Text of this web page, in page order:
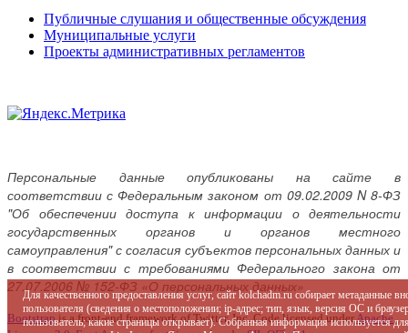
Публичные слушания и общественные обсуждения
Муниципальные услуги
Проекты административных регламентов
Персональные данные опубликованы на сайте в
соответствии с Федеральным законом от 09.02.2009 N 8-ФЗ
"Об обеспечении доступа к информации о деятельности
государственных органов и органов местного
самоуправления" с согласия субъектов персональных данных и
в соответствии с требованиями Федерального закона от
27.07.2006 № 152-ФЗ «О персональных данных»
Bootstrapis a front-end framework of Twitter, Inc. Code licensed underApache
Для качественного предоставления услуг, сайт kolchadm.ru собирает
пользователя (сведения о местоположении; ip-адрес; тип, язык, версия ОС и
пользователь; какие страницы открывает). Собранная информация используется